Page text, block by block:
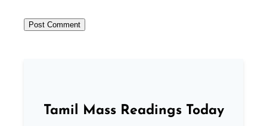
Tamil Mass Readings Today